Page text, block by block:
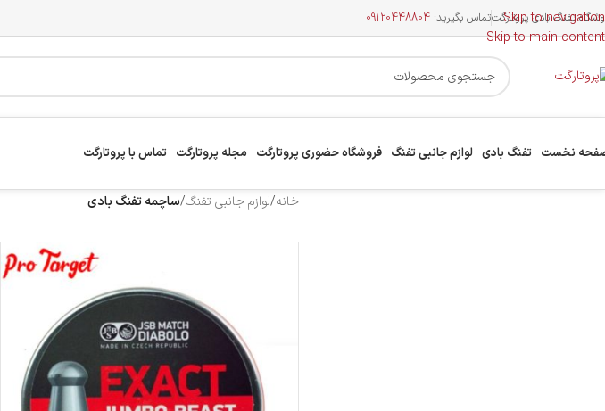
Skip to navigation
Skip to main content
تفنگ بادی پروتارگتتماس بگیرید: 09120448804
نخست تفنگ بادی لوازم جانبی تفنگ فروشگاه حضوری پروتارگت مجله پروتارگت تماس با پروتارگت
خانه/لوازم جانبی تفنگ/ساچمه تفنگ بادی